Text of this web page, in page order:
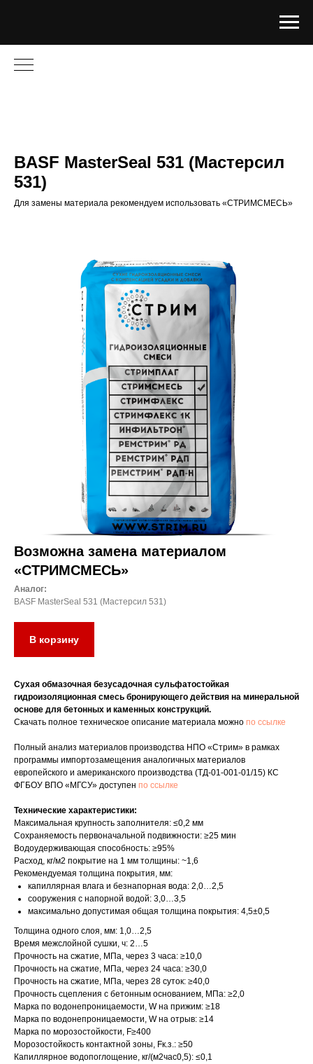
BASF MasterSeal 531 (Мастерсил
531)
Для замены материала рекомендуем использовать «СТРИМСМЕСЬ»
Возможна замена материалом
«СТРИМСМЕСЬ»
Аналог:
BASF MasterSeal 531 (Мастерсил 531)
В корзину
Сухая обмазочная безусадочная сульфатостойкая
гидроизоляционная смесь бронирующего действия на минеральной
основе для бетонных и каменных конструкций.
Скачать полное техническое описание материала можно по ссылке
Полный анализ материалов производства НПО «Стрим» в рамках
программы импортозамещения аналогичных материалов
европейского и американского производства (ТД-01-001-01/15) КС
ФГБОУ ВПО «МГСУ» доступен по ссылке
Технические характеристики:
Максимальная крупность заполнителя: ≤0,2 мм
Сохраняемость первоначальной подвижности: ≥25 мин
Водоудерживающая способность: ≥95%
Расход, кг/м2 покрытие на 1 мм толщины: ~1,6
Рекомендуемая толщина покрытия, мм:
капиллярная влага и безнапорная вода: 2,0…2,5
сооружения с напорной водой: 3,0…3,5
максимально допустимая общая толщина покрытия: 4,5±0,5
Толщина одного слоя, мм: 1,0…2,5
Время межслойной сушки, ч: 2…5
Прочность на сжатие, МПа, через 3 часа: ≥10,0
Прочность на сжатие, МПа, через 24 часа: ≥30,0
Прочность на сжатие, МПа, через 28 суток: ≥40,0
Прочность сцепления с бетонным основанием, МПа: ≥2,0
Марка по водонепроницаемости, W на прижим: ≥18
Марка по водонепроницаемости, W на отрыв: ≥14
Марка по морозостойкости, F≥400
Морозостойкость контактной зоны, Fк.з.: ≥50
Капиллярное водопоглощение, кг/(м2час0,5): ≤0,1